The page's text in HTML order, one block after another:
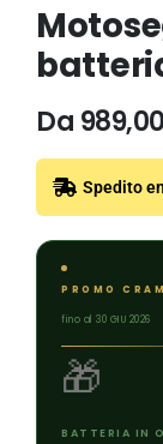
Da 989,00
Spedito
PROMO
fino al 30 GIU 2026
🎁
BATTERIA IN